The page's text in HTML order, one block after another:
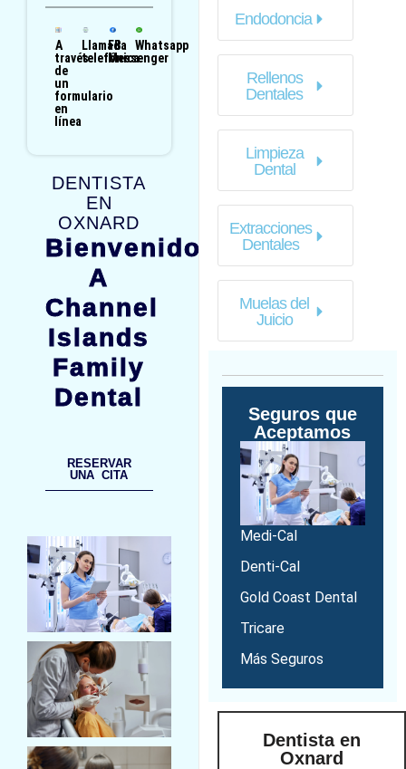
A
través
de
un
formulario
en
línea
Llamada
telefónica
FB
Messenger
Whatsapp
DENTISTA
EN
OXNARD
Bienvenido
A
Channel
Islands
Family
Dental
RESERVAR
UNA CITA
Endodoncia
Rellenos
Dentales
Limpieza
Dental
Extracciones
Dentales
Muelas del
Juicio
Seguros que
Aceptamos
Medi-Cal
Denti-Cal
Gold Coast Dental
Tricare
Más Seguros
Dentista en
Oxnard